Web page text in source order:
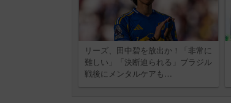
リーズ、田中碧を放出か！「非常に
難しい」「決断迫られる」ブラジル
戦後にメンタルケアも…